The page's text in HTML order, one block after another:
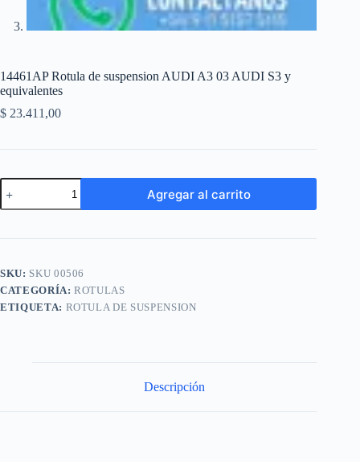
14461AP Rotula de suspension AUDI A3 03 AUDI S3 y
equivalentes
$ 23.411,00
14461AP
Rotula
de
AUDI
AUDI
S3
y
Agregar al carrito
r
n
a
SKU: SKU 00506
CATEGORÍA:ROTULAS
ETIQUETA: ROTULA DE SUSPENSION
Descripción